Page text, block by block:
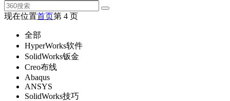
现在位置首页第 4 页
全部
HyperWorks软件
SolidWorks钣金
Creo布线
Abaqus
ANSYS
SolidWorks技巧